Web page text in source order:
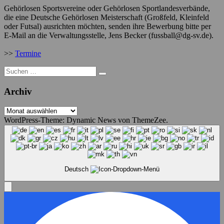
Gehörlosen Sportsvereine oder Gehörlosen Sportlandesverbände,
die eine Deutsche Gehörlosen Meisterschaft (Großfeld, Kleinfeld
oder Futsal) ausrichten möchten, senden ihre Bewerbung bitte per
E-Mail an die Verwaltungsstelle, Jens Becker (fussball@dg-sv.de).
>> Termine
Suche
nach:
Archiv
Archiv
WordPress-Theme: Dynamic News von ThemeZee.
Deutsch